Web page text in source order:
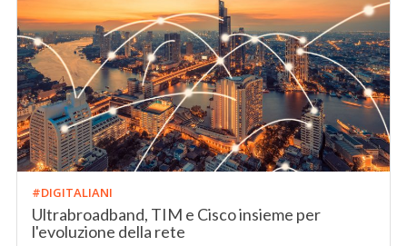
#DIGITALIANI
Ultrabroadband, TIM e Cisco insieme per
l'evoluzione della rete